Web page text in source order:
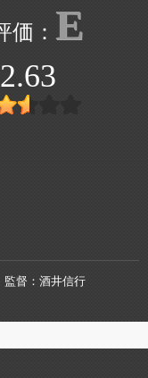
E
2.63
監督
酒井信行